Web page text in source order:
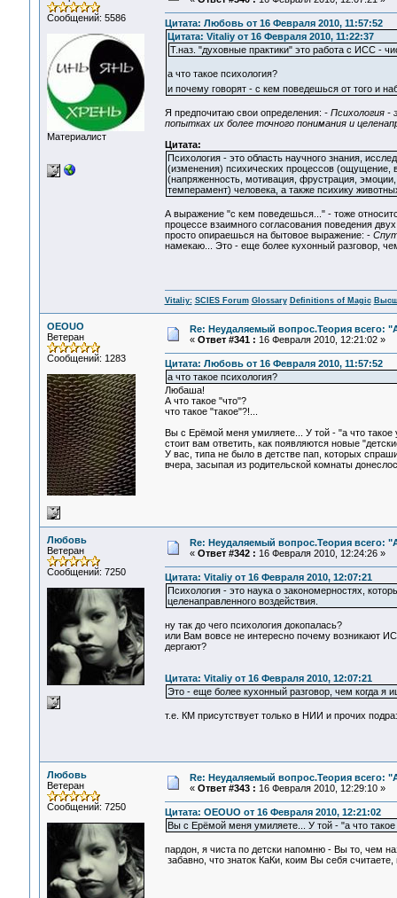
Сообщений: 5586
Материалист
Цитата: Любовь от 16 Февраля 2010, 11:57:52
Цитата: Vitaliy от 16 Февраля 2010, 11:22:37
Т.наз. "духовные практики" это работа с ИСС -
а что такое психология?
и почему говорят - с кем поведешься от того и
Я предпочитаю свои определения: - Психология -
попытках их более точного понимания и
Цитата:
Психология - это область научного знания,
(изменения) психических процессов (ощущение,
(напряженность, мотивация, фрустрация, эмоции,
темперамент) человека, а также психику
А выражение "с кем поведешься..." - тоже
процессе взаимного согласования поведения
просто опираешься на бытовое выражение: -
намекаю... Это - еще более кухонный разговор,
Vitaliy: SCIES Forum Glossary Definitions of Magic
OEOUO
Ветеран
Сообщений: 1283
Re: Неудаляемый вопрос.Теория всего:
« Ответ #341 : 16 Февраля 2010, 12:21:02 »
Цитата: Любовь от 16 Февраля 2010, 11:57:52
а что такое психология?
Любаша!
А что такое "что"?
что такое "такое"?!...
Вы с Ерёмой меня умиляете... У той - "а что такое
стоит вам ответить, как появляются новые
У вас, типа не было в детстве пап, которых
вчера, засыпая из родительской комнаты
Любовь
Ветеран
Сообщений: 7250
Re: Неудаляемый вопрос.Теория всего:
« Ответ #342 : 16 Февраля 2010, 12:24:26 »
Цитата: Vitaliy от 16 Февраля 2010, 12:07:21
Психология - это наука о закономерностях,
целенаправленного воздействия.
ну так до чего психология докопалась?
или Вам вовсе не интересно почему возникают
дергают?
Цитата: Vitaliy от 16 Февраля 2010, 12:07:21
Это - еще более кухонный разговор, чем когда я
т.е. КМ присутствует только в НИИ и прочих
Любовь
Ветеран
Сообщений: 7250
Re: Неудаляемый вопрос.Теория всего:
« Ответ #343 : 16 Февраля 2010, 12:29:10 »
Цитата: OEOUO от 16 Февраля 2010, 12:21:02
Вы с Ерёмой меня умиляете... У той - "а что
пардон, я чиста по детски напомню - Вы то, чем
забавно, что знаток КаКи, коим Вы себя